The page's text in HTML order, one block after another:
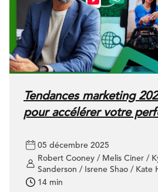
Tendances marketing
pour accélérer votre
05 décembre 2025
Robert Cooney / Melis Ciner /
Sanderson / Isrene Shao / Kate
14 min